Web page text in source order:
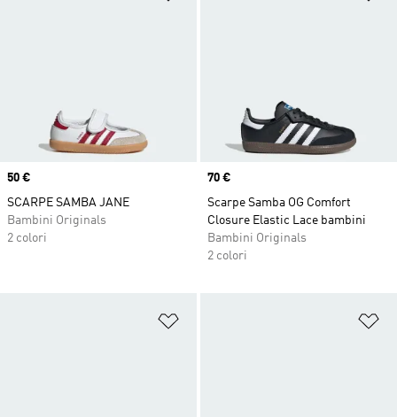
Price
50 €
SCARPE SAMBA JANE
Bambini Originals
2 colori
Price
70 €
Scarpe Samba OG Comfort
Closure Elastic Lace bambini
Bambini Originals
2 colori
Aggiungi alla lista dei desideri